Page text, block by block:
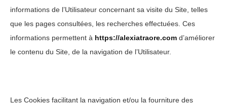
informations de l’Utilisateur concernant sa visite du Site, telles
que les pages consultées, les recherches effectuées. Ces
informations permettent à https://alexiatraore.com d’améliorer
le contenu du Site, de la navigation de l’Utilisateur.
Les Cookies facilitant la navigation et/ou la fourniture des